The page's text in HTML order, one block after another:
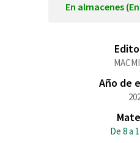
En almacenes
Año de
De 8 a